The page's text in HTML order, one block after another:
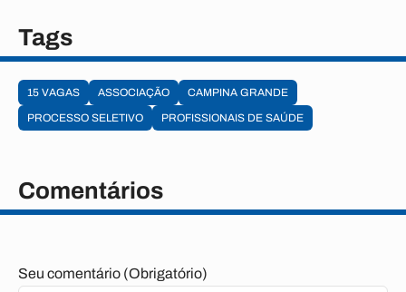
Tags
15 VAGAS ASSOCIAÇÃO
CAMPINA GRANDE
PROCESSO SELETIVO
PROFISSIONAIS DE SAÚDE
Comentários
Seu comentário (Obrigatório)